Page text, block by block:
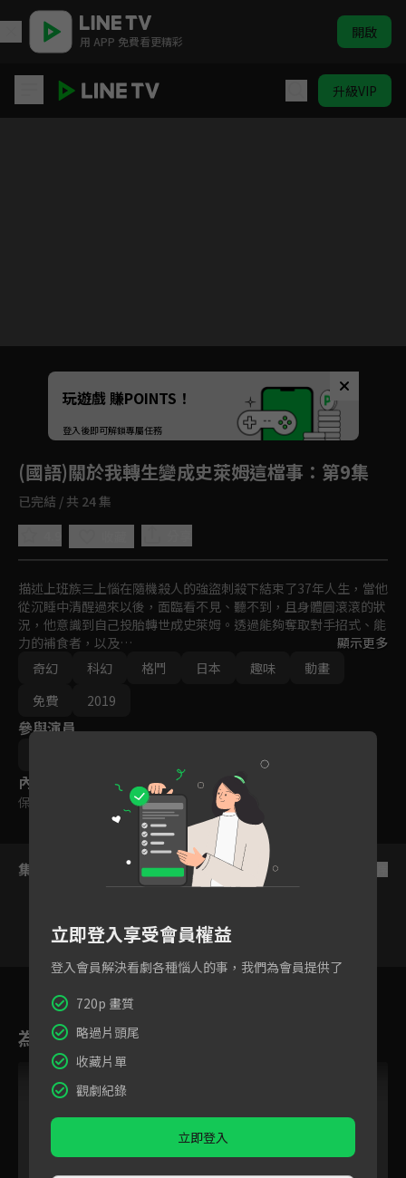
用 APP 免費看更精彩 開啟
升級VIP
Unmute
如有不便請見諒
玩遊戲 賺POINTS！
登入後即可解鎖專屬任務
(國語)關於我轉生變成史萊姆這檔事 ：第9集
已完結 / 共 24 集
描述上班族三上惱在隨機殺人的強盜刺殺下結束了37年人生，當他
從沉睡中清醒過來以後，面臨看不見、聽不到，且身體圓滾滾的狀
況，他意識到自己投胎轉世成史萊姆。透過能夠奪取對手招式、能
力的補食者，以及
精通一切的大賢者兩項特殊技，逐步成為史上最強的史萊姆。
顯示更多
奇幻
科幻 格鬥 日本 趣味
動畫
免費
2019
參與演員
內容標籤
保護級
集數列表
為您推薦
立即登入享受會員權益
登入會員解決看劇各種惱人的事，我們為會員提供了
720p 畫質
略過片頭尾
收藏片單
觀劇紀錄
立即登入